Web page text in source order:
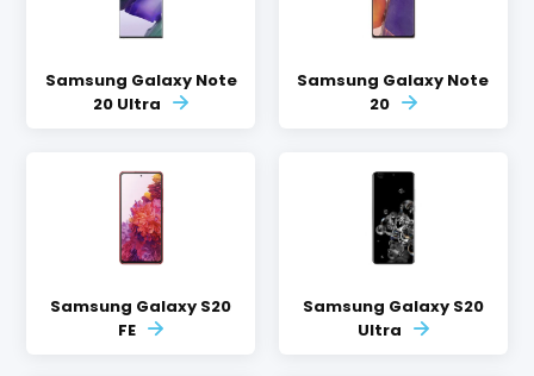
Samsung Galaxy Note
20 Ultra
Samsung Galaxy Note
20
Samsung Galaxy S20
FE
Samsung Galaxy S20
Ultra